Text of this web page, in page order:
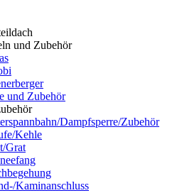
und Zubehör
und Zubehör
Dampfsperre/Zubehör
Kehle
Grat
Kaminanschluss